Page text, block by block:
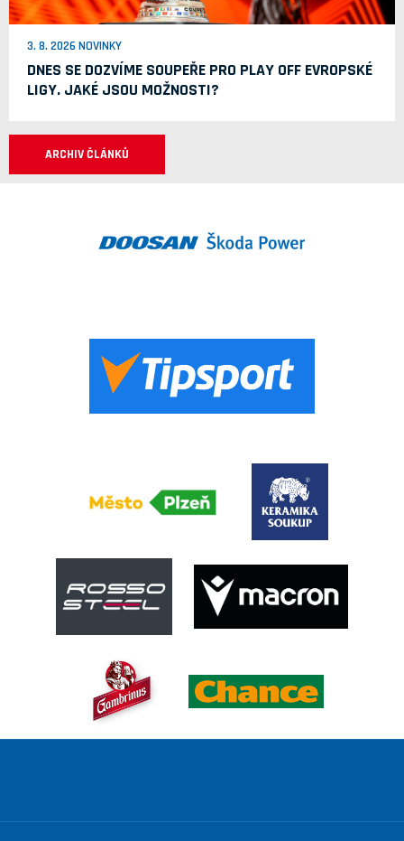
3. 8. 2026 NOVINKY
DNES SE DOZVÍME SOUPEŘE PRO PLAY OFF EVROPSKÉ
LIGY. JAKÉ JSOU MOŽNOSTI?
ARCHIV ČLÁNKŮ